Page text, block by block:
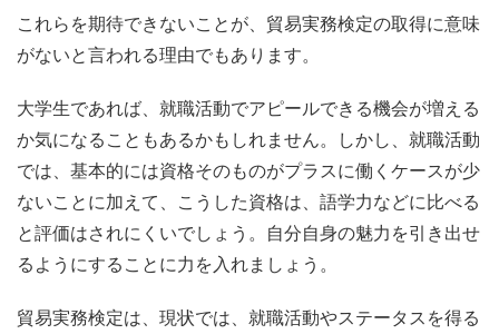
これらを期待できないことが、貿易実務検定の取得に意味
がないと言われる理由でもあります。
大学生であれば、就職活動でアピールできる機会が増える
か気になることもあるかもしれません。しかし、就職活動
では、基本的には資格そのものがプラスに働くケースが少
ないことに加えて、こうした資格は、語学力などに比べる
と評価はされにくいでしょう。自分自身の魅力を引き出せ
るようにすることに力を入れましょう。
貿易実務検定は、現状では、就職活動やステータスを得る